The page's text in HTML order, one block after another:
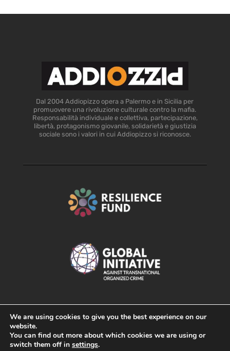
Dal 2004 Addiopizzo opera a Palermo e in Sicilia per
promuovere una rivoluzione culturale contro la mafia.
Responsabilità individuale e collettiva, partecipazione,
libertà, protagonismo giovanile, solidarietà e giustizia
sociale sono i valori in cui Addiopizzo si riconosce.
We are using cookies to give you the best experience on our
website.
You can find out more about which cookies we are using or
switch them off in settings.